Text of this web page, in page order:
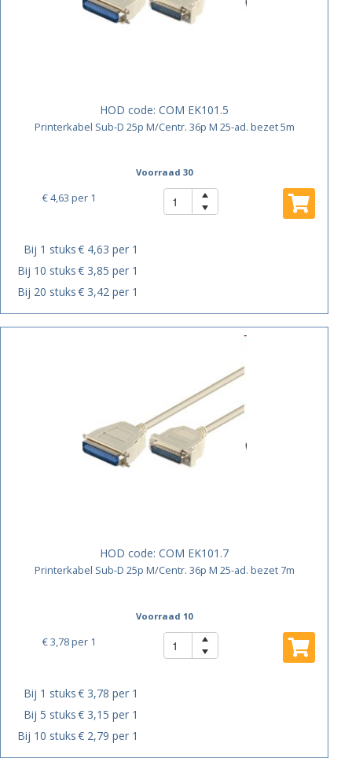
HOD code: COM EK101.5
Printerkabel Sub-D 25p M/Centr. 36p M 25-ad. bezet 5m
Voorraad 30
€ 4,63 per 1
Bij 1 stuks€ 4,63 per 1
Bij 10 stuks€ 3,85 per 1
Bij 20 stuks€ 3,42 per 1
HOD code: COM EK101.7
Printerkabel Sub-D 25p M/Centr. 36p M 25-ad. bezet 7m
Voorraad 10
€ 3,78per 1
Bij 1 stuks€ 3,78 per 1
Bij 5 stuks€ 3,15 per 1
Bij 10 stuks€ 2,79 per 1